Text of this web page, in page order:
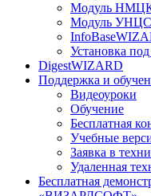
Модуль
Модуль УНЦС
Установка
DigestWIZARD
Поддержка и
Видеоуроки
Обучение
Бесплатная
Учебные
Заявка в
Удаленная
Бесплатная